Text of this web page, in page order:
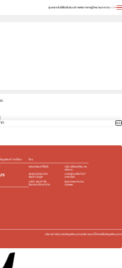
รุ่นรถเทคโนโลยีโปรโมชันบริการหลังการขายผู้จำหน่ายบทความENTH
ม่
ท ถัดไป
มูลฮอนด้า 24 ชั่วโมง
อื่นๆ
รถยนต์ฮอนด้าใช้แล้ว
นโยบายสิ่งแวดล้อม และ
พลังงาน
ชุดอุปกรณ์ตกแต่ง​
ฮอนด้า โมดูโล
มาตรฐานผลิตภัณฑ์
ฉลากเขียว
บริษัท ฮอนด้า ลีส
ซิ่ง(ประเทศไทย) จำกัด
Blue Skies For Our
Children
นโยบายการคุ้มครองข้อมูลส่วนบุคคลนโยบายคุกกี้ติดต่อเรื่องข้อมูลส่วนบุคคล